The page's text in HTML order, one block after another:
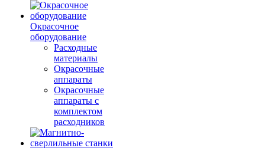
Окрасочное
оборудование
Расходные
материалы
Окрасочные
аппараты
Окрасочные
аппараты с
комплектом
расходников